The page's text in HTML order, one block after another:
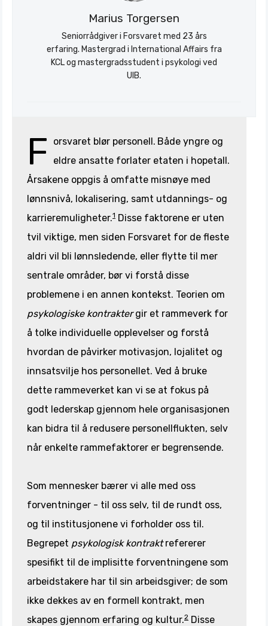
Marius Torgersen
Seniorrådgiver i Forsvaret med 23 års
erfaring. Mastergrad i International Affairs fra
KCL og mastergradsstudent i psykologi ved
UIB.
F orsvaret blør personell. Både yngre og
eldre ansatte forlater etaten i hopetall.
Årsakene oppgis å omfatte misnøye med
lønnsnivå, lokalisering, samt utdannings- og
karrieremuligheter.1 Disse faktorene er uten
tvil viktige, men siden Forsvaret for de fleste
aldri vil bli lønnsledende, eller flytte til mer
sentrale områder, bør vi forstå disse
problemene i en annen kontekst. Teorien om
psykologiske kontraktergir et rammeverk for
å tolke individuelle opplevelser og forstå
hvordan de påvirker motivasjon, lojalitet og
innsatsvilje hos personellet. Ved å bruke
dette rammeverket kan vi se at fokus på
godt lederskap gjennom hele organisasjonen
kan bidra til å redusere personellflukten, selv
når enkelte rammefaktorer er begrensende.
Som mennesker bærer vi alle med oss
forventninger - til oss selv, til de rundt oss,
og til institusjonene vi forholder oss til.
Begrepet psykologisk kontraktrefererer
spesifikt til de implisitte forventningene som
arbeidstakere har til sin arbeidsgiver; de som
ikke dekkes av en formell kontrakt, men
skapes gjennom erfaring og kultur.2 Disse